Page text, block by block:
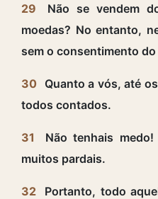
29
Não se vendem
moedas? No entanto,
sem o consentimento
30 Quanto a vós, até
todos contados.
31
Não tenhais
muitos pardais.
32
Portanto, todo